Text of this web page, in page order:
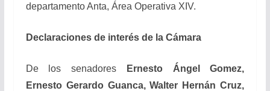
departamento Anta, Área Operativa XIV.
Declaraciones de interés de la Cámara
De los senadores
Ernesto Ángel Gomez,
Ernesto Gerardo Guanca, Walter Hernán Cruz,